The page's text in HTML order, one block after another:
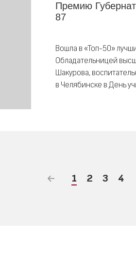
Премию
87
Вошла в «Топ-50»
Обладательницей
Шакурова,
в Челябинске в День
1 2 3 4